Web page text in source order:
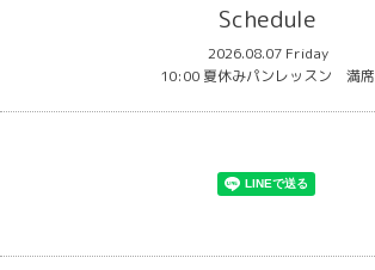
Schedule
2026.08.07 Friday
10:00 夏休みパンレッスン 満席